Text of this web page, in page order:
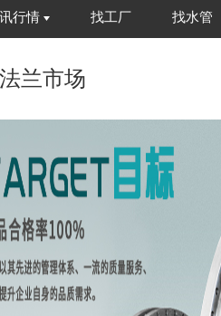
行情 找工厂 找水管
法兰市场